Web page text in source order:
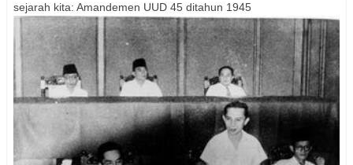
sejarah kita: Amandemen UUD 45 ditahun 1945